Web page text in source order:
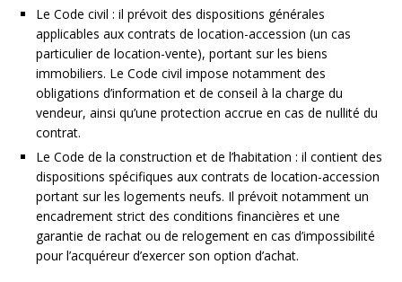
Le Code civil : il prévoit des dispositions générales
applicables aux contrats de location-accession (un cas
particulier de location-vente), portant sur les biens
immobiliers. Le Code civil impose notamment des
obligations d’information et de conseil à la charge du
vendeur, ainsi qu’une protection accrue en cas de nullité du
contrat.
Le Code de la construction et de l’habitation : il contient des
dispositions spécifiques aux contrats de location-accession
portant sur les logements neufs. Il prévoit notamment un
encadrement strict des conditions financières et une
garantie de rachat ou de relogement en cas d’impossibilité
pour l’acquéreur d’exercer son option d’achat.